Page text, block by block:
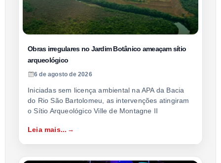
Obras irregulares no Jardim Botânico ameaçam sítio
arqueológico
6 de agosto de 2026
Iniciadas sem licença ambiental na APA da Bacia
do Rio São Bartolomeu, as intervenções atingiram
o Sítio Arqueológico Ville de Montagne II
Leia mais...